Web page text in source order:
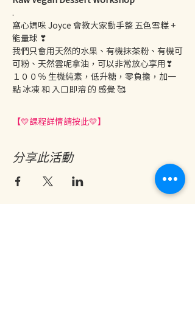
.
窩心媽咪 Joyce 會教大家動手整 五色雪糕 +
能量球 ❣
我們只會用天然的水果、有機抹茶粉、有機可
可粉、天然雲呢拿油，可以非常放心享用❣
１００％ 生機純素，低升糖，零負擔，加一
點 冰凍 和 入口即溶 的 感覺 🥰
【💛課程詳情請按此💛】
分享此活動